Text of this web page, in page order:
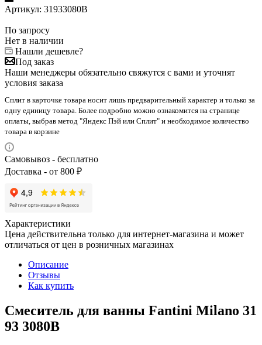
Артикул: 31933080B
По запросу
Нет в наличии
Нашли дешевле?
Под заказ
Наши менеджеры обязательно свяжутся с вами и уточнят
условия заказа
Сплит в карточке товара носит лишь предварительный характер и только за
одну единицу товара. Более подробно можно ознакомится на странице
оплаты, выбрав метод "Яндекс Пэй или Сплит" и необходимое количество
товара в корзине
Самовывоз - бесплатно
Доставка - от 800 ₽
Характеристики
Цена действительна только для интернет-магазина и может
отличаться от цен в розничных магазинах
Описание
Отзывы
Как купить
Смеситель для ванны Fantini Milano 31
93 3080B